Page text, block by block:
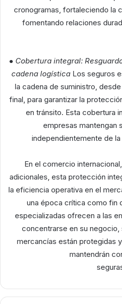
cronogramas, fortaleciendo la
fomentando relaciones
● Cobertura integral:
cadena logísticaLos seguros
la cadena de suministro,
final, para garantizar la
en tránsito. Esta cobertura
empresas mantengan
independientemente de
En el comercio
adicionales, esta protección
la eficiencia operativa en el
una época crítica como fin
especializadas ofrecen a las
concentrarse en su
mercancías están protegidas
mantendrán